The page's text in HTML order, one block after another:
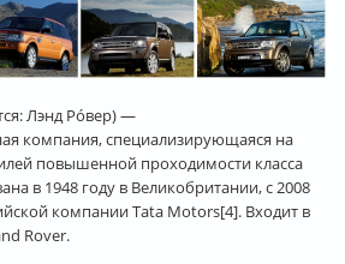
Лэнд Ро́вер) —
компания, специализирующаяся на
повышенной проходимости класса
в 1948 году в Великобритании, с 2008
компании Tata Motors[4]. Входит в
Rover.